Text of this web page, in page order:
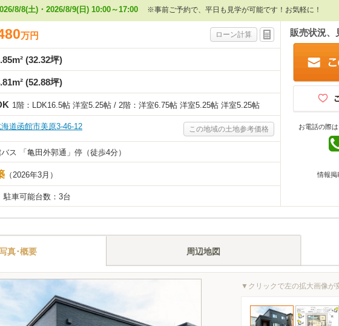
8/8(土)・2026/8/9(日) 10:00～17:00 ※事前ご予約で、平日も見学が可能です！お気軽に！
ローン計算
万円
(32.32坪)
(52.88坪)
1階：LDK16.5帖 洋室5.25帖 / 2階：洋室6.75帖 洋室5.25帖 洋室5.25帖
この地域の土地参考価格
道函館市美原3-46-12
ス 「亀田外郭通」停（徒歩4分）
（2026年3月）
駐車可能台数：3台
販売状況、
お電話の際は
情報掲
真･概要 周辺地図
▼クリックで左の拡大画像が